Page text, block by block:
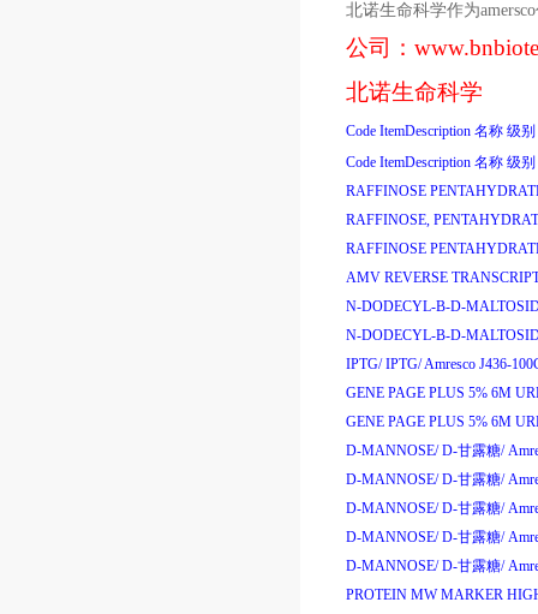
北诺生命科学作为amersco
公司：
北诺生命科学
Code ItemDescription 名称 级别
Code ItemDescription 名称 级别
RAFFINOSE
RAFFINOSE,
RAFFINOSE
AMV REVERSE
N-DODECYL-B-D-
N-DODECYL-B-D-
IPTG/ IPTG/Amresco J436-
GENE PAGE PLUS 5% 6M
GENE PAGE PLUS 5% 6M
D-MANNOSE/ D-甘露糖/
D-MANNOSE/ D-甘露糖/
D-MANNOSE/ D-甘露糖/
D-MANNOSE/ D-甘露糖/
D-MANNOSE/ D-甘露糖/
PROTEIN MW MARKER